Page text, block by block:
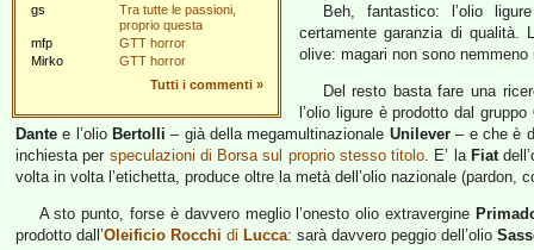
gs
Tra tutte le passioni,
proprio questa
mfp
GTT horror
Mirko
GTT horror
Tutti i commenti »
Beh, fantastico: l’olio
certamente garanzia di qualità.
olive: magari non sono nemmeno
Del resto basta fare una
l’olio ligure è prodotto dal gruppo
Dante e l’olio Bertolli – già della megamultinazionale Unilever– e che è
inchiesta per speculazioni di Borsa sul proprio stesso titolo. E’ la Fiat
volta in volta l’etichetta, produce oltre la metà dell’olio nazionale (pardon,
A sto punto, forse è davvero meglio l’onesto olio extravergine
prodotto dall’Oleificio Rocchi di Lucca: sarà davvero peggio dell’olio